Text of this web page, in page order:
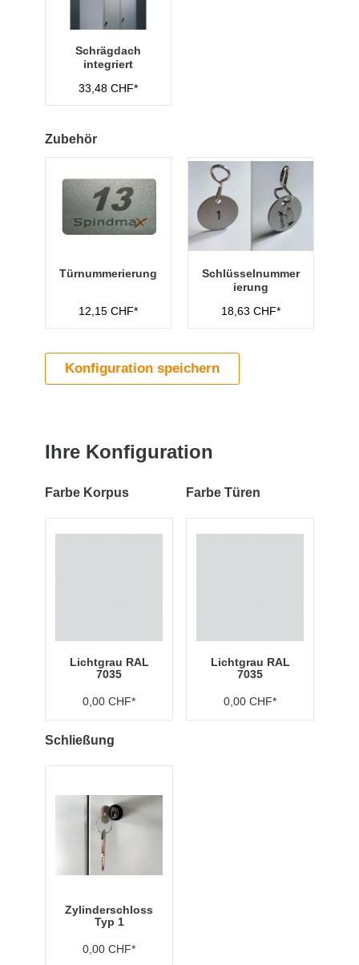
Schrägdach
integriert
33,48 CHF*
Zubehör
Türnummerierung
12,15 CHF*
Schlüsselnummer
ierung
18,63 CHF*
Konfiguration speichern
Ihre Konfiguration
Farbe Korpus
Lichtgrau RAL
7035
0,00 CHF*
Farbe Türen
Lichtgrau RAL
7035
0,00 CHF*
Schließung
Zylinderschloss
Typ 1
0,00 CHF*